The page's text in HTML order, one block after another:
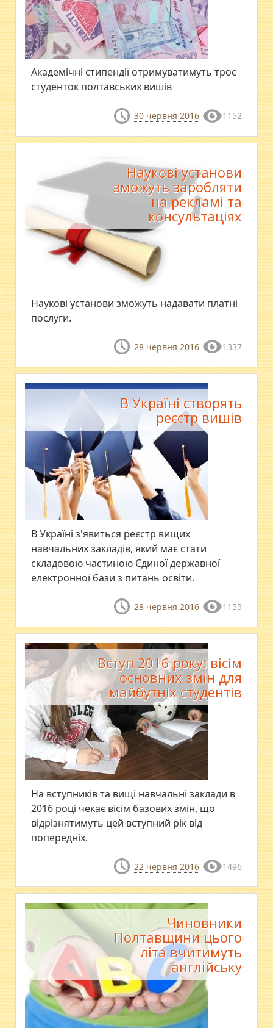
Академічні стипендії отримуватимуть троє
студенток полтавських вишів
30 червня 2016 1152
Наукові установи
зможуть заробляти
на рекламі та
консультаціях
Наукові установи зможуть надавати платні
послуги.
28 червня 2016 1337
В Україні створять
реєстр вишів
В Україні з'явиться реєстр вищих
навчальних закладів, який має стати
складовою частиною Єдиної державної
електронної бази з питань освіти.
28 червня 2016 1155
Вступ 2016 року: вісім
основних змін для
майбутніх студентів
На вступників та вищі навчальні заклади в
2016 році чекає вісім базових змін, що
відрізнятимуть цей вступний рік від
попередніх.
22 червня 2016 1496
Чиновники
Полтавщини цього
літа вчитимуть
англійську